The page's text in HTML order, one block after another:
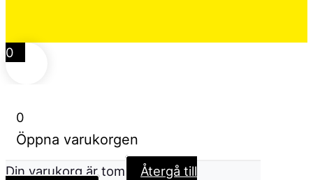
0
0
Öppna varukorgen
Din varukorg är tom
Återgå till